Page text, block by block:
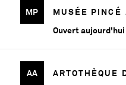
MP
MUSÉE PINCÉ
Ouvert aujourd'hui
AA
ARTOTHÈQUE